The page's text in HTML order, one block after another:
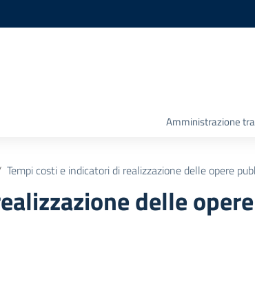
Amministrazione
Tempi costi e indicatori di realizzazione delle opere
delle